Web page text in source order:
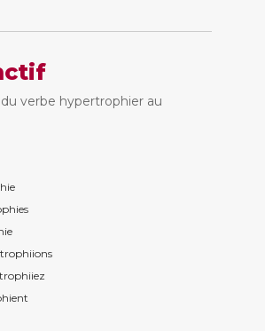
verbe hypertrophier au
e
es
e
ions
iez
ent